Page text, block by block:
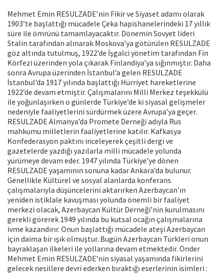
Mehmet Emin RESULZADE’nin Fikir ve Siyaset adamı olarak
1903’te başlattığı mücadele Çeka hapishanelerindeki 17 yıllık
süre ile ömrünü tamamlayacaktır. Dönemin Sovyet lideri
Stalin tarafından alınarak Moskova’ya götürülen RESULZADE
göz altında tutulmuş, 1922’de İşgalci yönetim tarafından Fin
Körfezi üzerinden yola çıkarak Finlandiya’ya sığınmıştır. Daha
sonra Avrupa üzerinden İstanbul’a gelen RESULZADE
İstanbul’da 1917 yılında başlattığı Hürriyet hareketlerine
1922’de devam etmiştir. Çalışmalarını Milli Merkez teşekkülü
ile yoğunlaşırken o günlerde Türkiye’de ki siyasal gelişmeler
nedeniyle faaliyetlerini sürdürmek üzere Avrupa’ya geçer.
RESULZADE Almanya’da Promete Derneği adıyla Rus
mahkumu milletlerin faaliyetlerine katılır. Kafkasya
Konfederasyon paktını inceleyerek çeşitli dergi ve
gazetelerde yazdığı yazılarla milli mücadele yolunda
yürümeye devam eder. 1947 yılında Türkiye’ye dönen
RESULZADE yaşamının sonuna kadar Ankara’da bulunur.
Genellikle Kültürel ve sosyal alanlarda konferans
çalışmalarıyla düşüncelerini aktarırken Azerbaycan’ın
yeniden istiklale kavuşması yolunda önemli bir faaliyet
merkezi olacak, Azerbaycan Kültür Derneği’nin kurulmasını
gerekli görerek 1949 yılında bu kutsal ocağın çalışmalarına
ivme kazandırır. Onun başlattığı mücadele ateşi Azerbaycan
için daima bir ışık olmuştur. Bugün Azerbaycan Türkleri onun
bayraklaşan ilkeleri ile yollarına devam etmektedir. Önder
Mehmet Emin RESULZADE’nin siyasal yaşamında fikirlerini
gelecek nesillere devri ederken bıraktığı eserlerinin isimleri :